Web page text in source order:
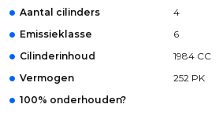
Aantal cilinders
4
Emissieklasse
6
Cilinderinhoud
1984 CC
Vermogen
252 PK
100% onderhouden?